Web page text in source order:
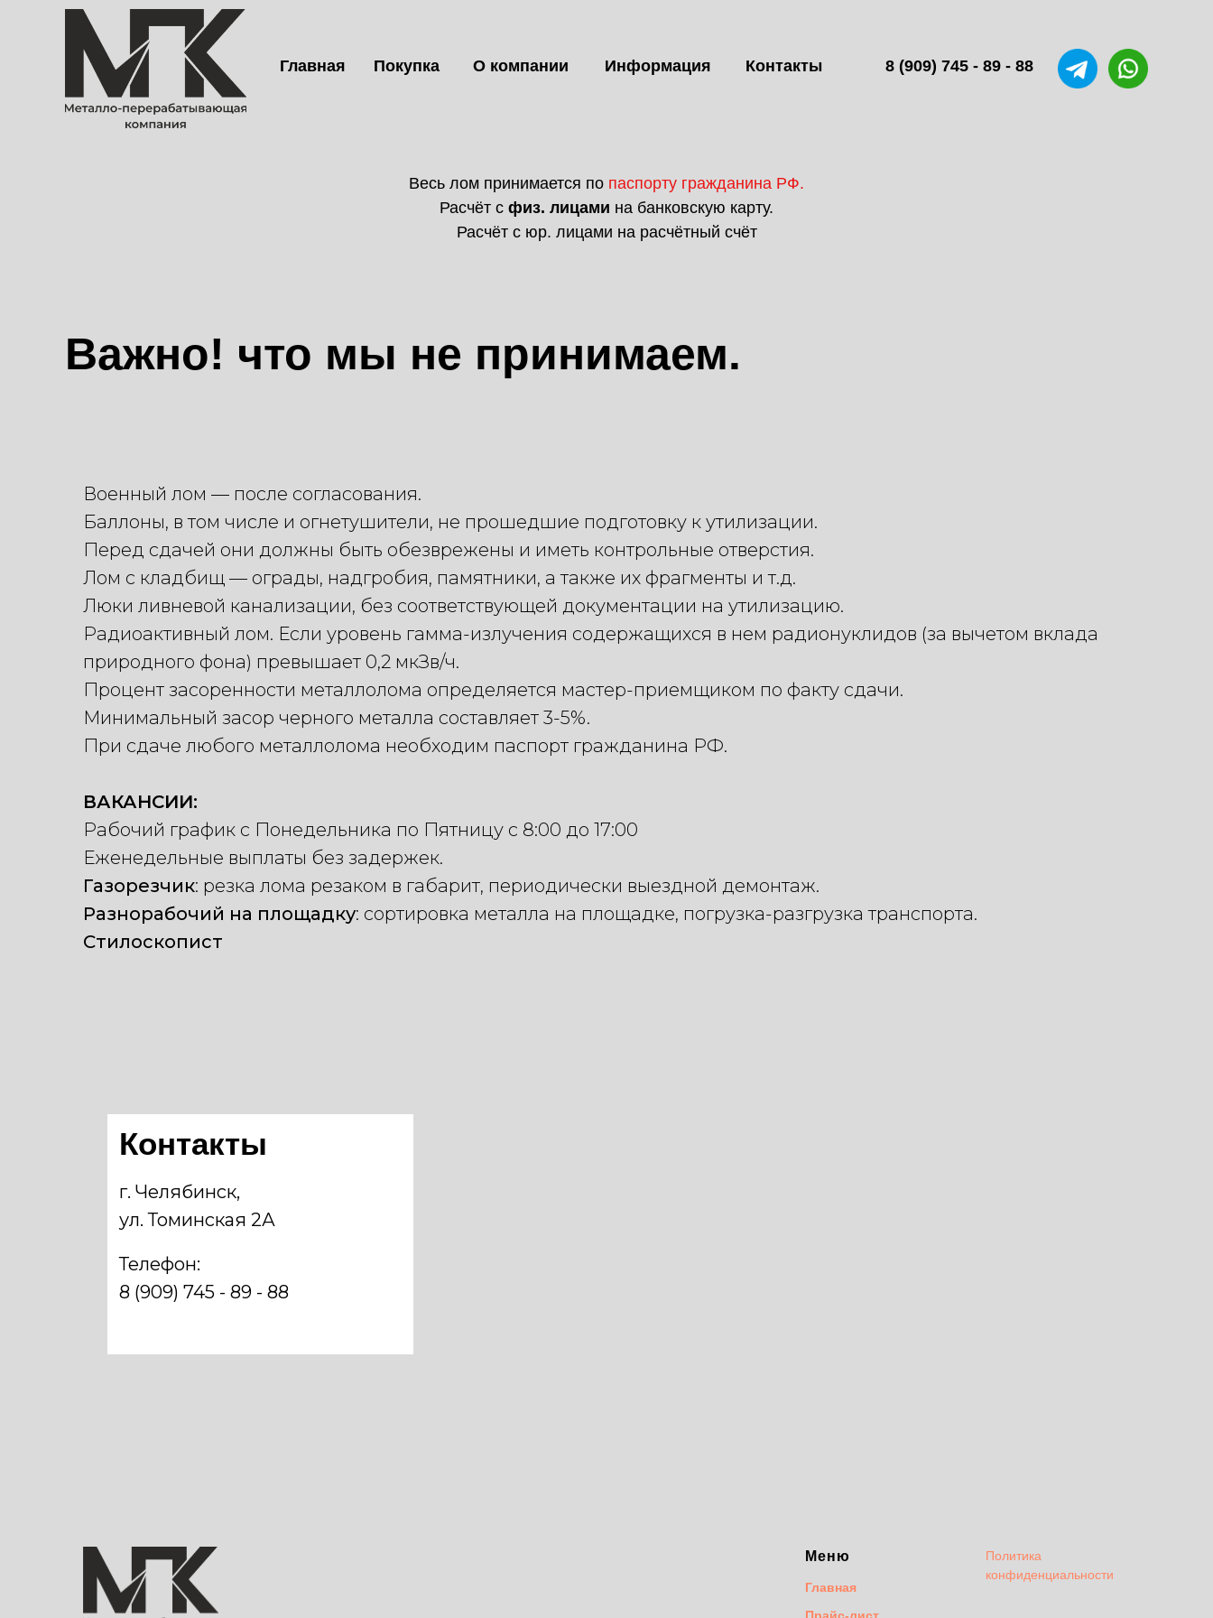
Главная Покупка О компании Информация Контакты 8 (909) 745 - 89 - 88
Весь лом принимается по паспорту гражданина РФ.
Расчёт с физ. лицами на банковскую карту.
Расчёт с юр. лицами на расчётный счёт
Важно! что мы не принимаем.
Военный лом — после согласования.
Баллоны, в том числе и огнетушители, не прошедшие подготовку к утилизации.
Перед сдачей они должны быть обезврежены и иметь контрольные отверстия.
Лом с кладбищ — ограды, надгробия, памятники, а также их фрагменты и т.д.
Люки ливневой канализации, без соответствующей документации на утилизацию.
Радиоактивный лом. Если уровень гамма-излучения содержащихся в нем радионуклидов (за вычетом вклада
природного фона) превышает 0,2 мкЗв/ч.
Процент засоренности металлолома определяется мастер-приемщиком по факту сдачи.
Минимальный засор черного металла составляет 3-5%.
При сдаче любого металлолома необходим паспорт гражданина РФ.
ВАКАНСИИ:
Рабочий график с Понедельника по Пятницу с 8:00 до 17:00
Еженедельные выплаты без задержек.
Газорезчик: резка лома резаком в габарит, периодически выездной демонтаж.
Разнорабочий на площадку: сортировка металла на площадке, погрузка-разгрузка транспорта.
Стилоскопист
Контакты
г. Челябинск,
ул. Томинская 2А
Телефон:
8 (909) 745 - 89 - 88
Меню
Главная
Политика
конфиденциальности